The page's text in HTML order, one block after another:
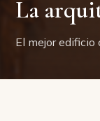
La Parroquia
La
Cronología
La
El mejor edificio